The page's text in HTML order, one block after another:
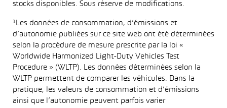
stocks disponibles. Sous réserve de modifications.
¹Les données de consommation, d’émissions et
d’autonomie publiées sur ce site web ont été déterminées
selon la procédure de mesure prescrite par la loi «
Worldwide Harmonized Light-Duty Vehicles Test
Procedure » (WLTP). Les données déterminées selon la
WLTP permettent de comparer les véhicules. Dans la
pratique, les valeurs de consommation et d’émissions
ainsi que l’autonomie peuvent parfois varier